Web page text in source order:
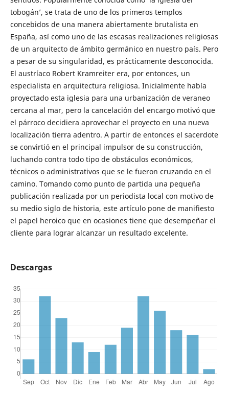
tobogán’, se trata de uno de los primeros templos
concebidos de una manera abiertamente brutalista en
España, así como uno de las escasas realizaciones religiosas
de un arquitecto de ámbito germánico en nuestro país. Pero
a pesar de su singularidad, es prácticamente desconocida.
El austríaco Robert Kramreiter era, por entonces, un
especialista en arquitectura religiosa. Inicialmente había
proyectado esta iglesia para una urbanización de veraneo
cercana al mar, pero la cancelación del encargo motivó que
el párroco decidiera aprovechar el proyecto en una nueva
localización tierra adentro. A partir de entonces el sacerdote
se convirtió en el principal impulsor de su construcción,
luchando contra todo tipo de obstáculos económicos,
técnicos o administrativos que se le fueron cruzando en el
camino. Tomando como punto de partida una pequeña
publicación realizada por un periodista local con motivo de
su medio siglo de historia, este artículo pone de manifiesto
el papel heroico que en ocasiones tiene que desempeñar el
cliente para lograr alcanzar un resultado excelente.
Descargas